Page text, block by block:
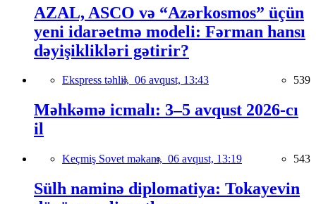
AZAL, ASCO və “Azərkosmos” üçün
yeni idarəetmə modeli: Fərman hansı
dəyişiklikləri gətirir?
Ekspress təhlil, 06 avqust, 13:43 539
Məhkəmə icmalı: 3–5 avqust 2026-cı
il
Keçmiş Sovet məkanı, 06 avqust, 13:19 543
Sülh naminə diplomatiya: Tokayevin